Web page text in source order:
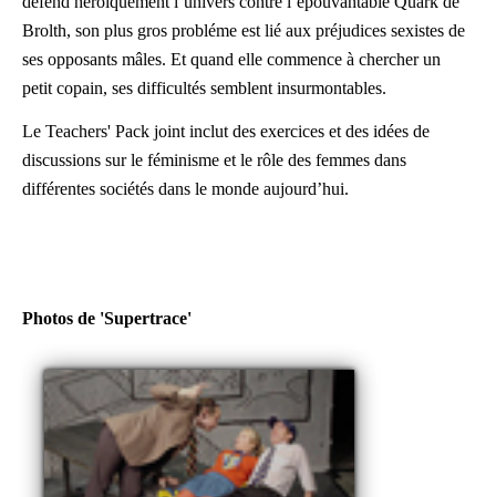
Brolth, son plus gros probléme est lié aux préjudices sexistes de
ses opposants mâles. Et quand elle commence à chercher un
petit copain, ses difficultés semblent insurmontables.
Le Teachers' Pack joint inclut des exercices et des idées de
discussions sur le féminisme et le rôle des femmes dans
différentes sociétés dans le monde aujourd’hui.
Photos de 'Supertrace'